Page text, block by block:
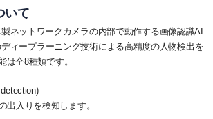
いて
ネットワークカメラの内部で動作する画像認識AI
ィープラーニング技術による高精度の人物検出を
は全8種類です。
出入りを検知します。